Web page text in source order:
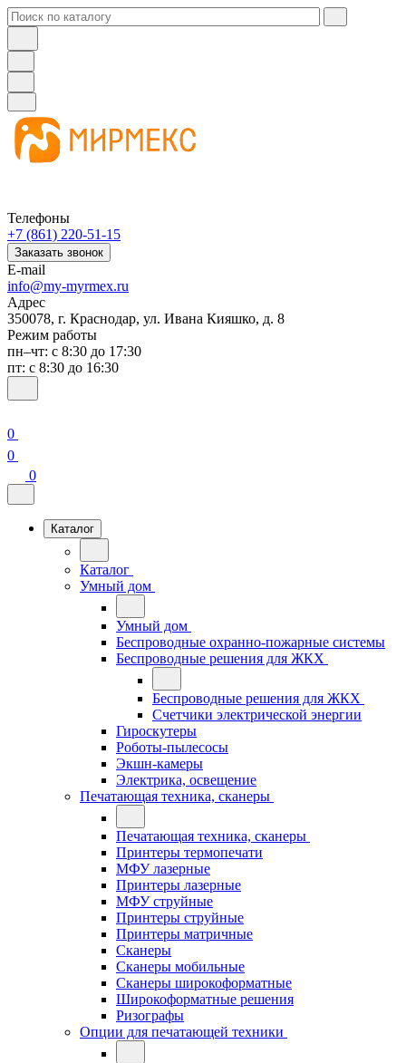
Телефоны
+7 (861) 220-51-15
Заказать звонок
E-mail
info@my-myrmex.ru
Адрес
350078, г. Краснодар, ул. Ивана Кияшко, д. 8
Режим работы
пн–чт: с 8:30 до 17:30
пт: с 8:30 до 16:30
0
0
0
Каталог
Каталог
Умный дом
Умный дом
Беспроводные охранно-пожарные системы
Беспроводные решения для ЖКХ
Беспроводные решения для ЖКХ
Счетчики электрической энергии
Гироскутеры
Роботы-пылесосы
Экшн-камеры
Электрика, освещение
Печатающая техника, сканеры
Печатающая техника, сканеры
Принтеры термопечати
МФУ лазерные
Принтеры лазерные
МФУ струйные
Принтеры струйные
Принтеры матричные
Сканеры
Сканеры мобильные
Сканеры широкоформатные
Широкоформатные решения
Ризографы
Опции для печатающей техники